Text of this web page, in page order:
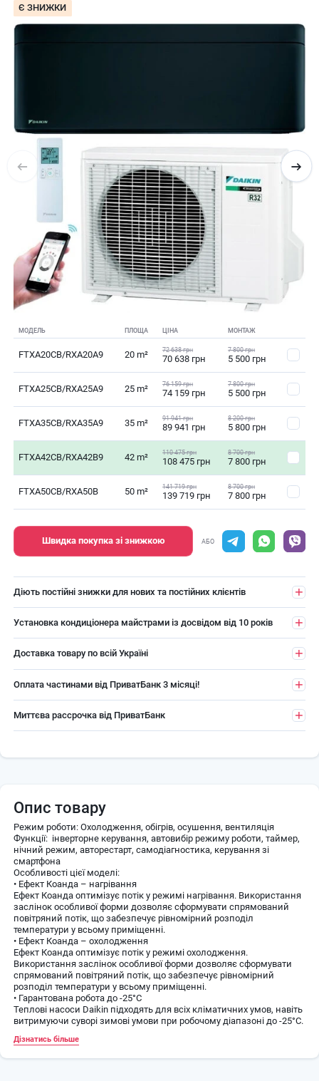
Є ЗНИЖКИ
МОДЕЛЬ ПЛОЩА ЦІНА МОНТАЖ
FTXA20CB/RXA20A9 20 m² 72 638 грн
70 638 грн
7 800 грн
5 500 грн
FTXA25CB/RXA25A9 25 m² 76 159 грн
74 159 грн
7 800 грн
5 500 грн
FTXA35CB/RXA35A9 35 m² 91 941 грн
89 941 грн
8 200 грн
5 800 грн
FTXA42CB/RXA42B9 42 m² 110 475 грн
108 475 грн
8 700 грн
7 800 грн
FTXA50CB/RXA50B 50 m² 141 719 грн
139 719 грн
8 700 грн
7 800 грн
Швидка покупка зі знижкою АБО
Діють постійні знижки для нових та постійних клієнтів
Установка кондиціонера майстрами із досвідом від 10 років
Доставка товару по всій Україні
Оплата частинами від ПриватБанк 3 місяці!
Миттєва рассрочка від ПриватБанк
Опис товару
Режим роботи: Охолодження, обігрів, осушення, вентиляція
Функції: інверторне керування, автовибір режиму роботи, таймер,
нічний режим, авторестарт, самодіагностика, керування зі
смартфона
Особливості цієї моделі:
• Ефект Коанда – нагрівання
Ефект Коанда оптимізує потік у режимі нагрівання. Використання
заслінок особливої ​​форми дозволяє сформувати спрямований
повітряний потік, що забезпечує рівномірний розподіл
температури у всьому приміщенні.
• Ефект Коанда – охолодження
Ефект Коанда оптимізує потік у режимі охолодження.
Використання заслінок особливої ​​форми дозволяє сформувати
спрямований повітряний потік, що забезпечує рівномірний
розподіл температури у всьому приміщенні.
• Гарантована робота до -25°C
Теплові насоси Daikin підходять для всіх кліматичних умов, навіть
витримуючи суворі зимові умови при робочому діапазоні до -25°C.
У цьому режимі знижується споживання енергії, що дозволяє
Дізнатись більше